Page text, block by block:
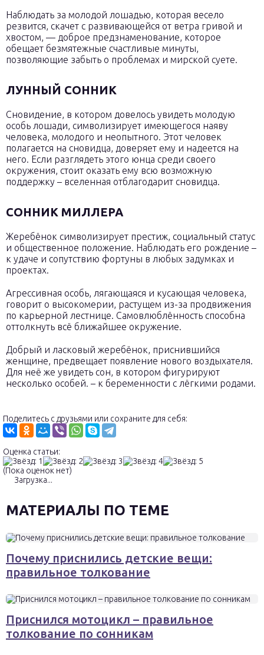
Наблюдать за молодой лошадью, которая весело
резвится, скачет с развивающейся от ветра гривой и
хвостом, — доброе предзнаменование, которое
обещает безмятежные счастливые минуты,
позволяющие забыть о проблемах и мирской суете.
ЛУННЫЙ СОННИК
Сновидение, в котором довелось увидеть молодую
особь лошади, символизирует имеющегося наяву
человека, молодого и неопытного. Этот человек
полагается на сновидца, доверяет ему и надеется на
него. Если разглядеть этого юнца среди своего
окружения, стоит оказать ему всю возможную
поддержку – вселенная отблагодарит сновидца.
СОННИК МИЛЛЕРА
Жеребёнок символизирует престиж, социальный статус
и общественное положение. Наблюдать его рождение –
к удаче и сопутствию фортуны в любых задумках и
проектах.
Агрессивная особь, лягающаяся и кусающая человека,
говорит о высокомерии, растущем из-за продвижения
по карьерной лестнице. Самовлюблённость способна
оттолкнуть всё ближайшее окружение.
Добрый и ласковый жеребёнок, приснившийся
женщине, предвещает появление нового воздыхателя.
Для неё же увидеть сон, в котором фигурируют
несколько особей. – к беременности с лёгкими родами.
Поделитесь с друзьями или сохраните для себя:
Оценка статьи:
(Пока оценок нет)
Загрузка...
МАТЕРИАЛЫ ПО ТЕМЕ
Почему приснились детские вещи:
правильное толкование
Приснился мотоцикл – правильное
толкование по сонникам